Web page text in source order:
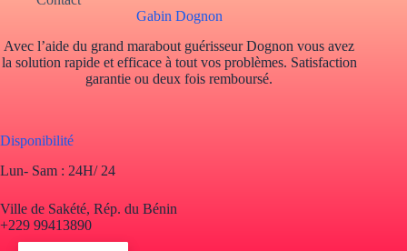
Gabin Dognon
Avec l’aide du grand marabout guérisseur Dognon vous avez
la solution rapide et efficace à tout vos problèmes. Satisfaction
garantie ou deux fois remboursé.
Disponibilité
Lun- Sam : 24H/ 24
Ville de Sakété, Rép. du Bénin
+229 99413890